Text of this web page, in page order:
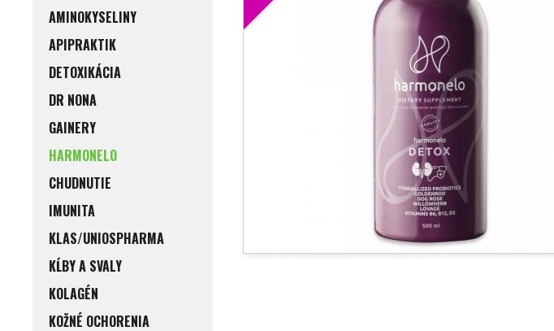
AMINOKYSELINY
APIPRAKTIK
DETOXIKÁCIA
DR NONA
GAINERY
HARMONELO
CHUDNUTIE
IMUNITA
KLAS/UNIOSPHARMA
KĹBY A SVALY
KOLAGÉN
KOŽNÉ OCHORENIA